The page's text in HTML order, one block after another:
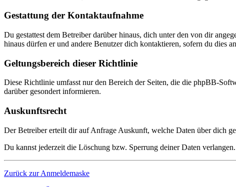
Gestattung der Kontaktaufnahme
Du gestattest dem Betreiber darüber hinaus, dich unter den von dir
hinaus dürfen er und andere Benutzer dich kontaktieren, sofern du dies
Geltungsbereich dieser Richtlinie
Diese Richtlinie umfasst nur den Bereich der Seiten, die die phpBB-
darüber gesondert informieren.
Auskunftsrecht
Der Betreiber erteilt dir auf Anfrage Auskunft, welche Daten über dich
Du kannst jederzeit die Löschung bzw. Sperrung deiner Daten
Zurück zur Anmeldemaske